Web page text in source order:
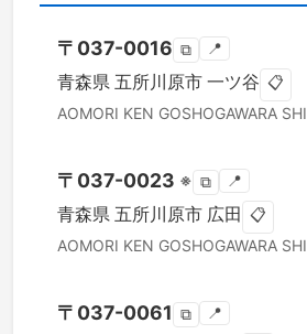
〒 037-0016 ⧉ 📍
青森県 五所川原市 一ツ谷 📋
AOMORI KEN GOSHOGAWARA SHI
〒 037-0023 ※ ⧉ 📍
青森県 五所川原市 広田 📋
AOMORI KEN GOSHOGAWARA SHI
〒 037-0061 ⧉ 📍